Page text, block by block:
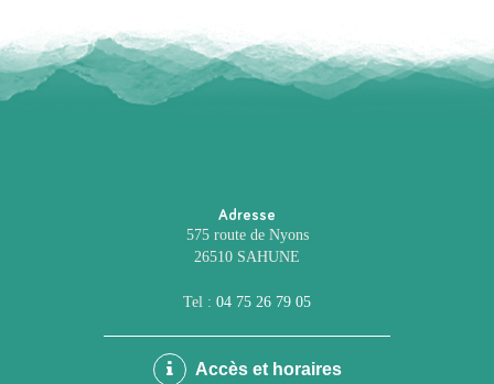
Adresse
575 route de Nyons
26510 SAHUNE
Tel : 04 75 26 79 05
Accès et horaires